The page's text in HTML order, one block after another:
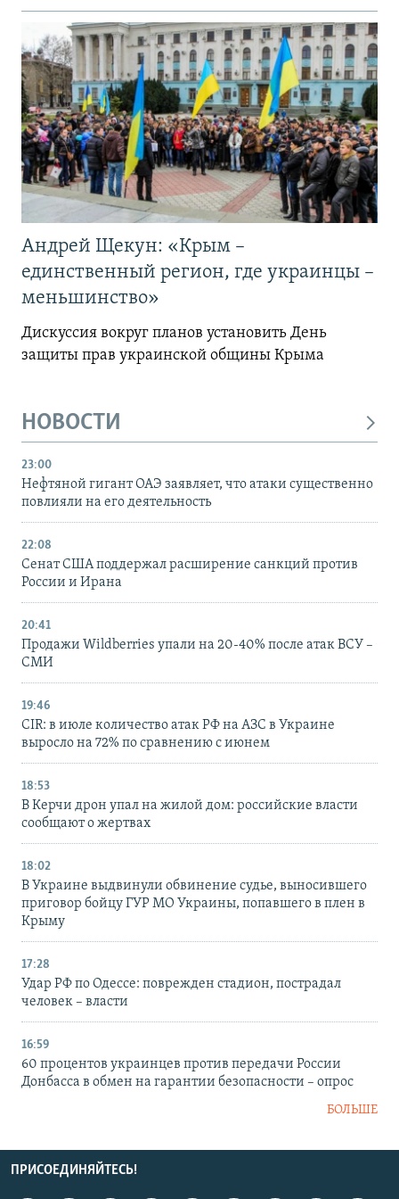
Андрей Щекун: «Крым –
единственный регион, где украинцы –
меньшинство»
Дискуссия вокруг планов установить День
защиты прав украинской общины Крыма
НОВОСТИ
23:00
Нефтяной гигант ОАЭ заявляет, что атаки существенно
повлияли на его деятельность
22:08
Сенат США поддержал расширение санкций против
России и Ирана
20:41
Продажи Wildberries упали на 20-40% после атак ВСУ –
СМИ
19:46
CIR: в июле количество атак РФ на АЗС в Украине
выросло на 72% по сравнению с июнем
18:53
В Керчи дрон упал на жилой дом: российские власти
сообщают о жертвах
18:02
В Украине выдвинули обвинение судье, выносившего
приговор бойцу ГУР МО Украины, попавшего в плен в
Крыму
17:28
Удар РФ по Одессе: поврежден стадион, пострадал
человек – власти
16:59
60 процентов украинцев против передачи России
Донбасса в обмен на гарантии безопасности – опрос
БОЛЬШЕ
ПРИСОЕДИНЯЙТЕСЬ!